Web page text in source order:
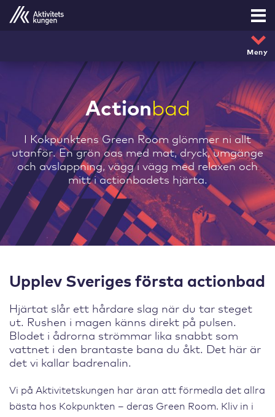
Meny
Archery Attack
Bumperball
Ribbåt
Flyboard
Actionbad
I Kokpunktens Green Room glömmer ni allt
utanför. En grön oas med mat, dryck, umgänge
och avslappning, vägg i vägg med relaxen och
mitt i actionbadets hjärta.
Upplev Sveriges första actionbad
Hjärtat slår ett hårdare slag när du tar steget
ut. Rushen i magen känns direkt på pulsen.
Blodet i ådrorna strömmar lika snabbt som
vattnet i den brantaste bana du åkt. Det här är
det vi kallar badrenalin.
Vi på Aktivitetskungen har äran att förmedla det allra
bästa hos Kokpunkten – deras Green Room. Kliv in i